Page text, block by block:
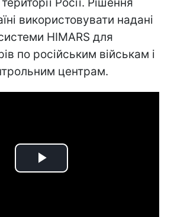
використовувати надані
HIMARS для
по російським військам і
центрам.
Play